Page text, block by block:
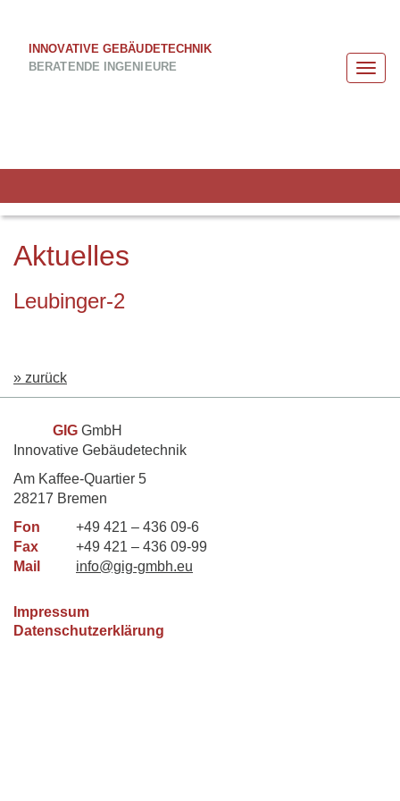
INNOVATIVE GEBÄUDETECHNIK
BERATENDE INGENIEURE
Aktuelles
Leubinger-2
» zurück
GIG GmbH
Innovative Gebäudetechnik
Am Kaffee-Quartier 5
28217 Bremen
Fon
+49 421 – 436 09-6
Fax
+49 421 – 436 09-99
Mail
info@gig-gmbh.eu
Impressum
Datenschutzerklärung